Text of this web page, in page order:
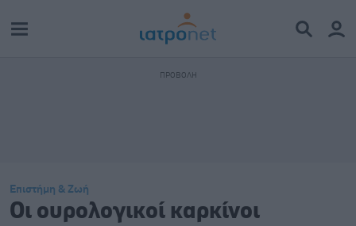
Επιστήμη & Ζωή
Οι ουρολογικοί καρκίνοι